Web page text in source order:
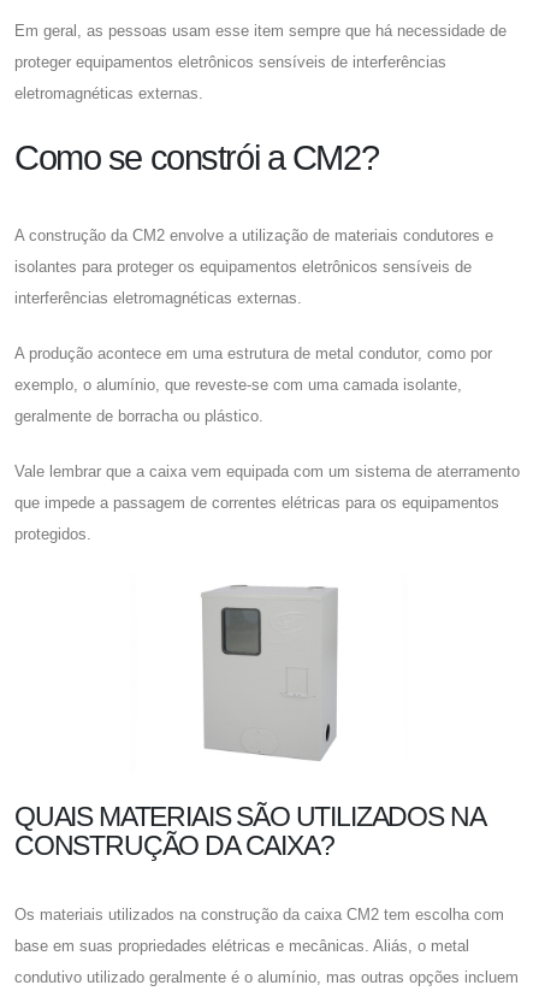
Em geral, as pessoas usam esse item sempre que há necessidade de
proteger equipamentos eletrônicos sensíveis de interferências
eletromagnéticas externas.
Como se constrói a CM2?
A construção da CM2 envolve a utilização de materiais condutores e
isolantes para proteger os equipamentos eletrônicos sensíveis de
interferências eletromagnéticas externas.
A produção acontece em uma estrutura de metal condutor, como por
exemplo, o alumínio, que reveste-se com uma camada isolante,
geralmente de borracha ou plástico.
Vale lembrar que a caixa vem equipada com um sistema de aterramento
que impede a passagem de correntes elétricas para os equipamentos
protegidos.
QUAIS MATERIAIS SÃO UTILIZADOS NA
CONSTRUÇÃO DA CAIXA?
Os materiais utilizados na construção da caixa CM2 tem escolha com
base em suas propriedades elétricas e mecânicas. Aliás, o metal
condutivo utilizado geralmente é o alumínio, mas outras opções incluem